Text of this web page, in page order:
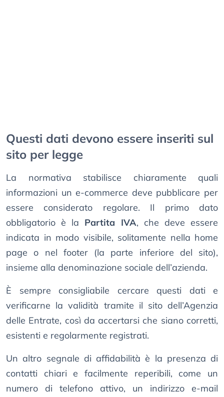
Questi dati devono essere inseriti sul
sito per legge
La normativa stabilisce chiaramente quali
informazioni un e-commerce deve pubblicare per
essere considerato regolare. Il primo dato
obbligatorio è la Partita IVA, che deve essere
indicata in modo visibile, solitamente nella home
page o nel footer (la parte inferiore del sito),
insieme alla denominazione sociale dell’azienda.
È sempre consigliabile cercare questi dati e
verificarne la validità tramite il sito dell’Agenzia
delle Entrate, così da accertarsi che siano corretti,
esistenti e regolarmente registrati.
Un altro segnale di affidabilità è la presenza di
contatti chiari e facilmente reperibili, come un
numero di telefono attivo, un indirizzo e-mail